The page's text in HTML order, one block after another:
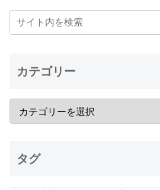
カテゴリー
タグ